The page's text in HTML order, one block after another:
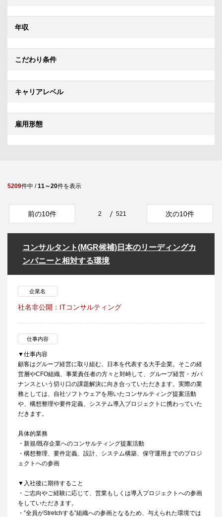
年収
こだわり条件
キャリアレベル
雇用形態
5209件中 /11～20件を表示
前の10件 2 521 次の10件
コンサルタント(MGR候補)日本のリーディングカ
ンパニーと相対する環境
企業名
社名非公開：ITコンサルティング
仕事内容
▼仕事内容
顧客はグループ経営に取り組む、日本を代表する大手企業。そこの経
営層やCFO組織、事業責任者の方々と対峙して、グループ経営・ガバ
ナンスという切り口の課題解決に向き合っていただきます。実際の業
務としては、自社ソフトウェアを用いたコンサルティング提案活動
や、構想整理や要件定義、システム導入プロジェクトに携わっていた
だきます。
具体的業務
・新規/既存企業へのコンサルティング提案活動
・構想整理、要件定義、設計、システム構築、保守運用までのプロジ
ェクトへの参画
▼入社後に期待すること
・ご志向やご経験に応じて、営業もしくは導入プロジェクトへの参画
をしていただきます。
・”全員がStretchする”組織への参画となるため、与えられた環境では